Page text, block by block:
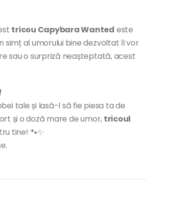
tricou Capybara Wanted este
al umorului bine dezvoltat îl vor
sau o surpriză neașteptată, acest
tale și lasă-l să fie piesa ta de
și o doză mare de umor, tricoul
tine! 🐾✨